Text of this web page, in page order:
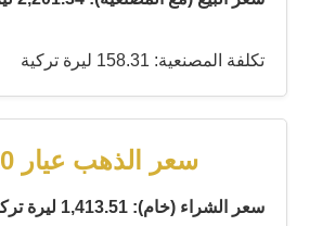
تكلفة المصنعية: 158.31 ليرة تركية
سعر الذهب عيار 10
سعر الشراء (خام): 1,413.51 ليرة تركية